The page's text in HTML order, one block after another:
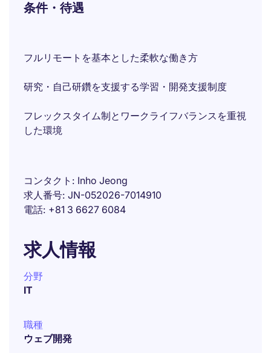
条件・待遇
フルリモートを基本とした柔軟な働き方
研究・自己研鑽を支援する学習・開発支援制度
フレックスタイム制とワークライフバランスを重視
した環境
コンタクト
Inho Jeong
求人番号 JN-052026-7014910
電話 +81 3 6627 6084
求人情報
分野
IT
職種
ウェブ開発